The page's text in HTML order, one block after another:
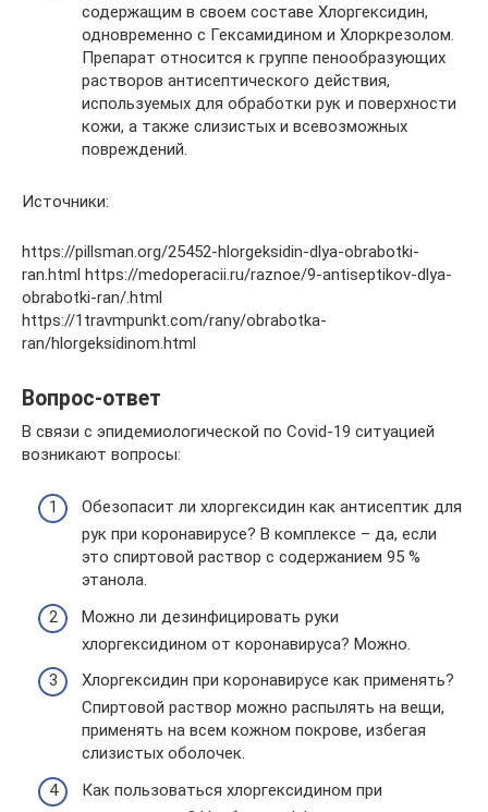
содержащим в своем составе Хлоргексидин,
одновременно с Гексамидином и Хлоркрезолом.
Препарат относится к группе пенообразующих
растворов антисептического действия,
используемых для обработки рук и поверхности
кожи, а также слизистых и всевозможных
повреждений.
Источники:
https://pillsman.org/25452-hlorgeksidin-dlya-obrabotki-
ran.html https://medoperacii.ru/raznoe/9-antiseptikov-dlya-
obrabotki-ran/.html
https://1travmpunkt.com/rany/obrabotka-
ran/hlorgeksidinom.html
Вопрос-ответ
В связи с эпидемиологической по Covid-19 ситуацией
возникают вопросы:
Обезопасит ли хлоргексидин как антисептик для
рук при коронавирусе? В комплексе – да, если
это спиртовой раствор с содержанием 95 %
этанола.
Можно ли дезинфицировать руки
хлоргексидином от коронавируса? Можно.
Хлоргексидин при коронавирусе как применять?
Спиртовой раствор можно распылять на вещи,
применять на всем кожном покрове, избегая
слизистых оболочек.
Как пользоваться хлоргексидином при